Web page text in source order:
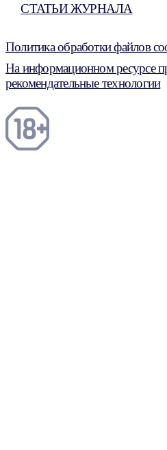
СТАТЬИ ЖУРНАЛА
Политика обработки файлов
На информационном ресурсе
рекомендательные технологии